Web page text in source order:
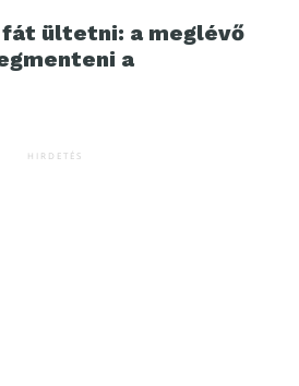
ültetni: a meglévő
a
HIRDETÉS